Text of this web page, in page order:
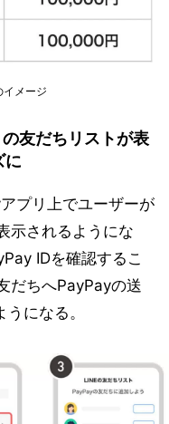
イメージ
友だちリストが表
に
プリ上でユーザーが
示されるようにな
IDを確認するこ
だちへPayPayの送
になる。